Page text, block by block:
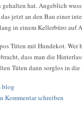
gehalten hat. Angeblich
jetzt an den Bau einer
in einem Kellerbüro auf
Tüten mit Hundekot. Wer
dass man die
Tüten dann sorglos in
blog
Kommentar schreiben